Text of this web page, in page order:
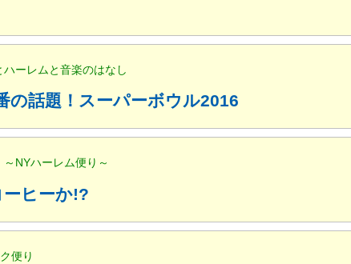
ーレムと音楽のはなし
の話題！スーパーボウル2016
NYハーレム便り～
ヒーか!?
便り